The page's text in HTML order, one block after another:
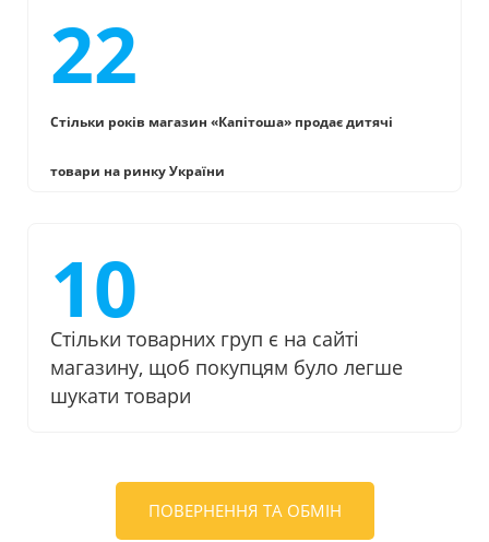
22
Стільки років магазин «Капітоша» продає дитячі
товари на ринку України
10
Стільки товарних груп є на сайті
магазину, щоб покупцям було легше
шукати товари
ПОВЕРНЕННЯ ТА ОБМІН